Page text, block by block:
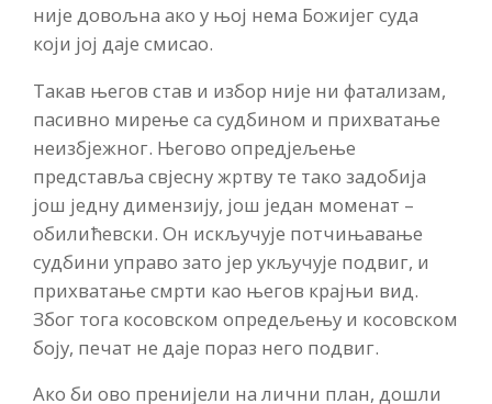
није довољна ако у њој нема Божијег суда
који јој даје смисао.
Такав његов став и избор није ни фатализам,
пасивно мирење са судбином и прихватање
неизбјежног. Његово опредјељење
представља свјесну жртву те тако задобија
још једну димензију, још један моменат –
обилићевски. Он искључује потчињавање
судбини управо зато јер укључује подвиг, и
прихватање смрти као његов крајњи вид.
Због тога косовском опредељењу и косовском
боју, печат не даје пораз него подвиг.
Ако би ово пренијели на лични план, дошли